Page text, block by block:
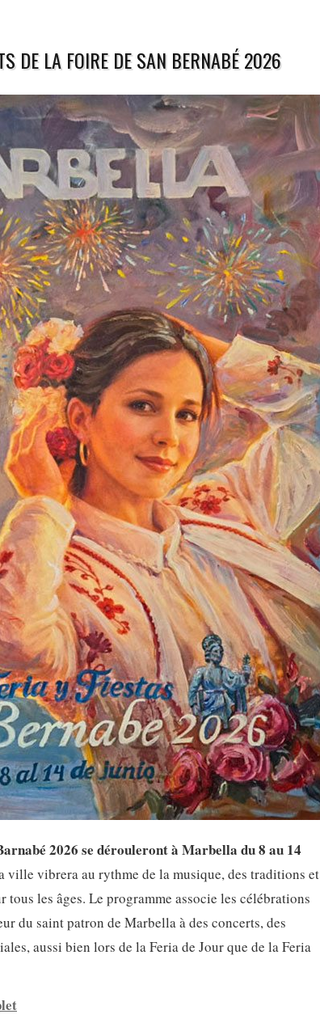
DE LA FOIRE DE SAN BERNABÉ 2026
2026 se dérouleront à Marbella du 8 au 14
ville vibrera au rythme de la musique, des traditions et
les âges. Le programme associe les célébrations
du saint patron de Marbella à des concerts, des
aussi bien lors de la Feria de Jour que de la Feria